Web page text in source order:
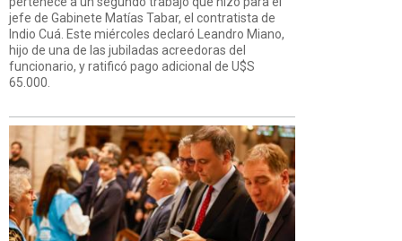
jefe de Gabinete Matías Tabar, el contratista de
Indio Cuá. Este miércoles declaró Leandro Miano,
hijo de una de las jubiladas acreedoras del
funcionario, y ratificó pago adicional de U$S
65.000.